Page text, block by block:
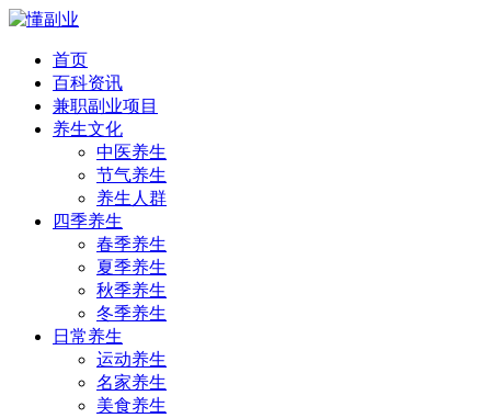
首页
百科资讯
兼职副业项目
养生文化
中医养生
节气养生
养生人群
四季养生
春季养生
夏季养生
秋季养生
冬季养生
日常养生
运动养生
名家养生
美食养生